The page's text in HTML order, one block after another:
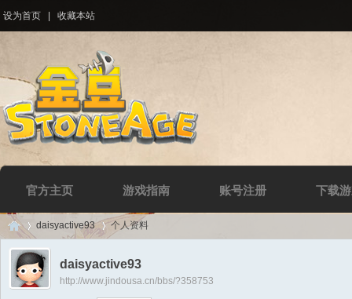
设为首页 收藏本站
官方主页 游戏指南 账号注册 下载
Di ›
daisyactive93 个人资料
daisyactive93
http://www.jindousa.cn/bbs/?358753